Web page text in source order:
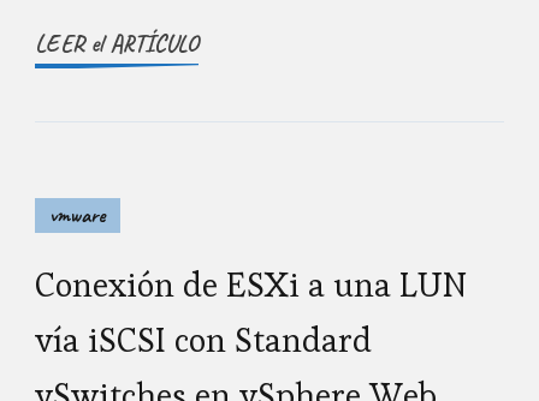
LEER el ARTÍCULO
vmware
Conexión de ESXi a una LUN
vía iSCSI con Standard